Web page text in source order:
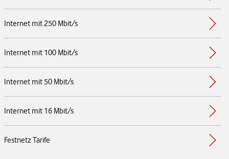
Internet mit 250 Mbit/s
Internet mit 100 Mbit/s
Internet mit 50 Mbit/s
Internet mit 16 Mbit/s
Festnetz Tarife